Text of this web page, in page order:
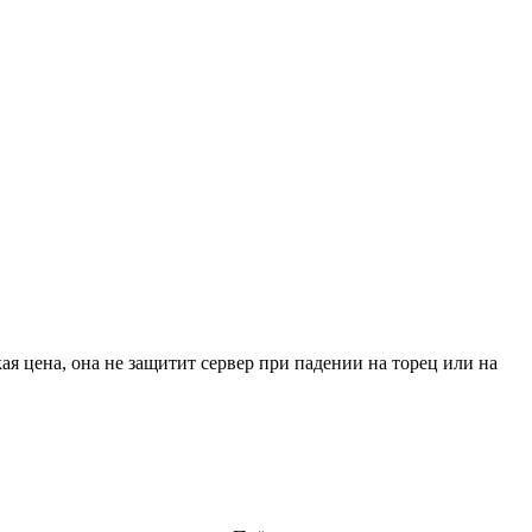
цена, она не защитит сервер при падении на торец или на